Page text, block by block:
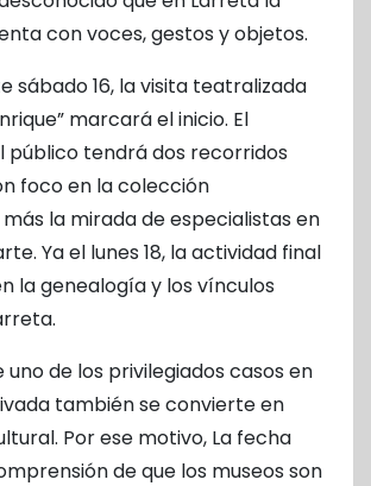
con voces, gestos y objetos.
sábado 16, la visita teatralizada
marcará el inicio. El
público tendrá dos recorridos
foco en la colección
la mirada de especialistas en
Ya el lunes 18, la actividad final
la genealogía y los vínculos
uno de los privilegiados casos en
también se convierte en
Por ese motivo, La fecha
de que los museos son